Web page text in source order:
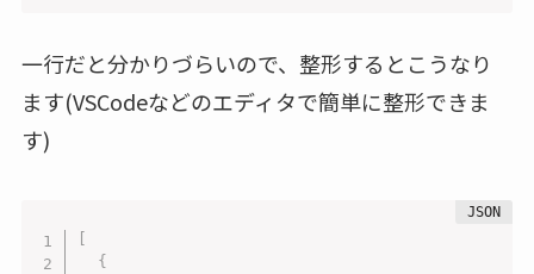
一行だと分かりづらいので、整形するとこうなり
ます(VSCodeなどのエディタで簡単に整形できま
す)
{